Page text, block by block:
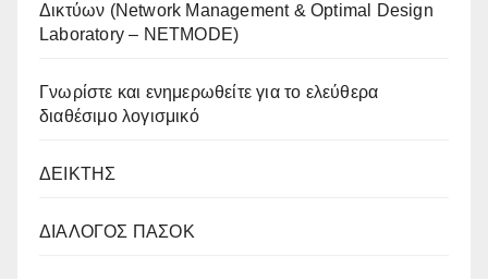
Δικτύων (Network Management & Optimal Design
Laboratory – NETMODE)
Γνωρίστε και ενημερωθείτε για το ελεύθερα
διαθέσιμο λογισμικό
ΔΕΙΚΤΗΣ
ΔΙΑΛΟΓΟΣ ΠΑΣΟΚ